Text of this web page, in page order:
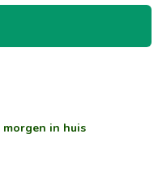
morgen in huis